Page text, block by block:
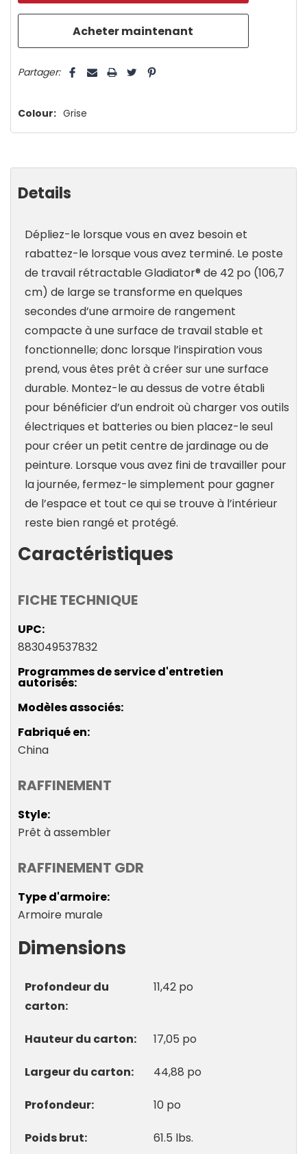
plus
Partager:
Colour: Grise
Details
Dépliez-le lorsque vous en avez besoin et
rabattez-le lorsque vous avez terminé. Le poste
de travail rétractable Gladiator® de 42 po (106,7
cm) de large se transforme en quelques
secondes d’une armoire de rangement
compacte à une surface de travail stable et
fonctionnelle; donc lorsque l’inspiration vous
prend, vous êtes prêt à créer sur une surface
durable. Montez-le au dessus de votre établi
pour bénéficier d’un endroit où charger vos outils
électriques et batteries ou bien placez-le seul
pour créer un petit centre de jardinage ou de
peinture. Lorsque vous avez fini de travailler pour
la journée, fermez-le simplement pour gagner
de l’espace et tout ce qui se trouve à l’intérieur
reste bien rangé et protégé.
Caractéristiques
FICHE TECHNIQUE
UPC
883049537832
Programmes de service d'entretien
autorisés
Modèles associés
Fabriqué en
China
RAFFINEMENT
Style
Prêt à assembler
RAFFINEMENT GDR
Type d'armoire
Armoire murale
Dimensions
Profondeur du
carton
11,42 po
Hauteur du carton 17,05 po
Largeur du carton 44,88 po
Profondeur 10 po
Poids brut 61.5 lbs.